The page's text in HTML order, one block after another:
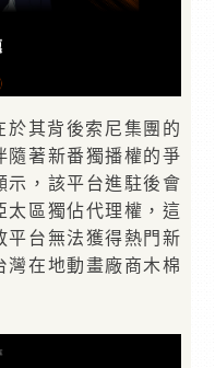
於其背後索尼集團的
隨著新番獨播權的爭
示，該平台進駐後會
太區獨佔代理權，這
平台無法獲得熱門新
灣在地動畫廠商木棉